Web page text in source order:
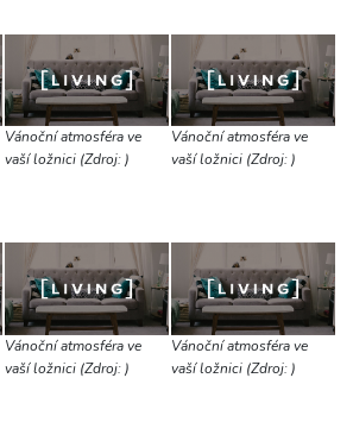
Vánoční atmosféra ve
vaší ložnici (Zdroj: )
Vánoční atmosféra ve
vaší ložnici (Zdroj: )
Vánoční atmosféra ve
vaší ložnici (Zdroj: )
Vánoční atmosféra ve
vaší ložnici (Zdroj: )